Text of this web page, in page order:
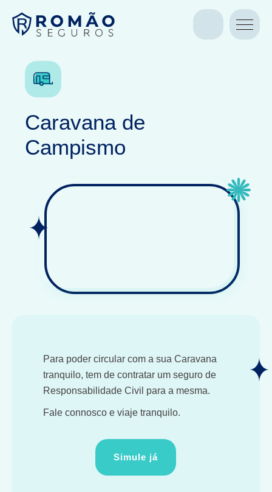
QUEM SOMOS
Caravana de
Campismo
Para poder circular com a sua Caravana
tranquilo, tem de contratar um seguro de
Responsabilidade Civil para a mesma.
Fale connosco e viaje tranquilo.
Simule já